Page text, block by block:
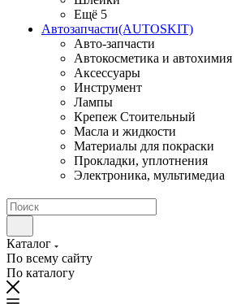
Ещё 5
Автозапчасти(AUTOSKIT)
Авто-запчасти
Автокосметика и автохимия
Аксессуары
Инструмент
Лампы
Крепеж Стоительный
Масла и жидкости
Материалы для покраски
Прокладки, уплотнения
Электроника, мультимедиа
Каталог
По всему сайту
По каталогу